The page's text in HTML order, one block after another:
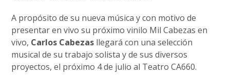
A propósito de su nueva música y con motivo de
presentar en vivo su próximo vinilo Mil Cabezas en
vivo, Carlos Cabezas llegará con una selección
musical de su trabajo solista y de sus diversos
proyectos, el próximo 4 de julio al Teatro CA660.